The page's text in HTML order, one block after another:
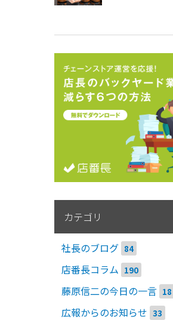
カテゴリ
社長のブログ 84
店番長コラム 190
藤原信二の今日の一言 18
広報からのお知らせ 33